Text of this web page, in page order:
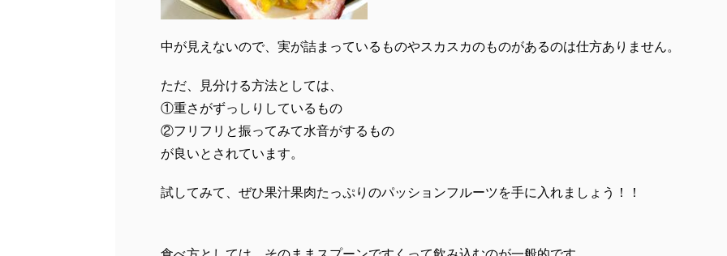
中が見えないので、実が詰まっているものやスカスカのものがあるのは仕方ありません。
ただ、見分ける方法としては、
①重さがずっしりしているもの
②フリフリと振ってみて水音がするもの
が良いとされています。
試してみて、ぜひ果汁果肉たっぷりのパッションフルーツを手に入れましょう！！